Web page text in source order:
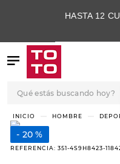
HASTA 12
HOMBRE
20 %
REFERENCIA: 351-4S9H8423-